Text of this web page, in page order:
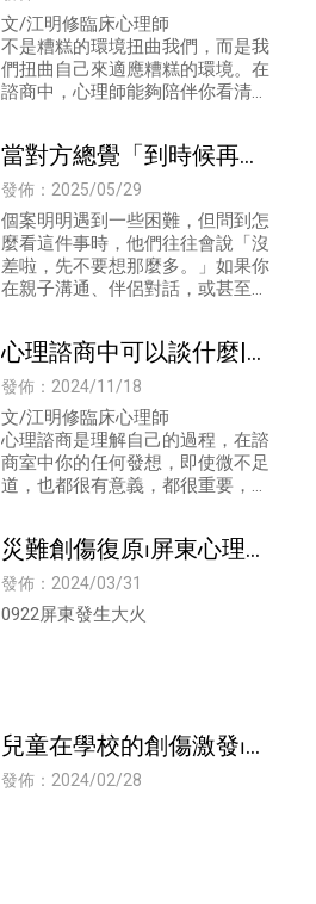
東心理諮商｜高雄心理諮
商｜成人心理諮商
文/江明修臨床心理師
不是糟糕的環境扭曲我們，而是我
們扭曲自己來適應糟糕的環境。在
諮商中，心理師能夠陪伴你看清楚
道要如何把自己
當對方總覺「到時候再
說」，你該如何陪他多想
一點？
發佈：2025/05/29
個案明明遇到一些困難，但問到怎
麼看這件事時，他們往往會說「沒
差啦，先不要想那麼多。」如果你
在親子溝通、伴侶對話，或甚至和
小提醒。慢慢來，別急
心理諮商中可以談什麼|屏
東心理諮商｜高雄心理諮
商｜成人心理諮商
發佈：2024/11/18
文/江明修臨床心理師
心理諮商是理解自己的過程，在諮
商室中你的任何發想，即使微不足
道，也都很有意義，都很重要，都
災難創傷復原⏐屏東心理諮
商⏐創傷復原
發佈：2024/03/31
0922屏東發生大火
兒童在學校的創傷激發⏐屏
東心理諮商⏐兒童創傷 #創
發佈：2024/02/28